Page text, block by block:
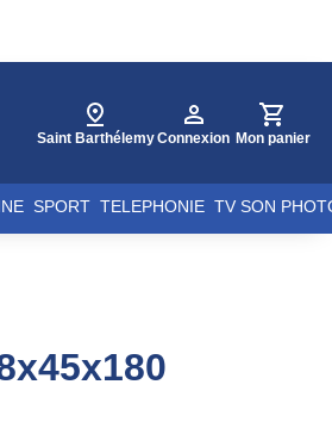
Saint BarthélemyConnexion Mon panier
SPORT TELEPHONIE TV SON